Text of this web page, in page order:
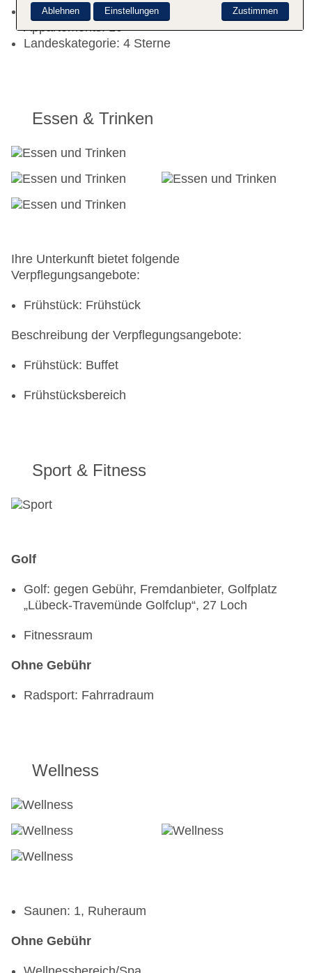
Gebäudeanzahl: 4, Etagen: 3, Zimmer: 65,
Appartements: 10
Landeskategorie: 4 Sterne
Essen & Trinken
Ihre Unterkunft bietet folgende
Verpflegungsangebote:
Frühstück: Frühstück
Beschreibung der Verpflegungsangebote:
Frühstück: Buffet
Frühstücksbereich
Sport & Fitness
Golf
Golf: gegen Gebühr, Fremdanbieter, Golfplatz
„Lübeck-Travemünde Golfclup“, 27 Loch
Fitnessraum
Ohne Gebühr
Radsport: Fahrradraum
Wellness
Saunen: 1, Ruheraum
Ohne Gebühr
Zustimmen
Ablehnen Einstellungen